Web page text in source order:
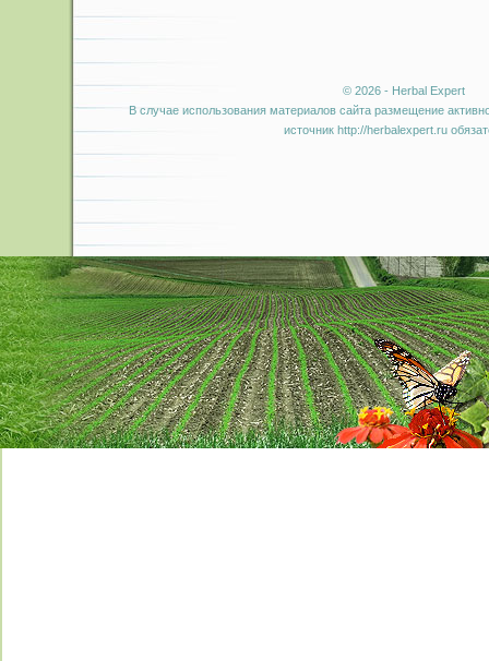
© 2026 - Herbal Expert
В случае использования материалов сайта размещение
источник http://herbalexpert.ru